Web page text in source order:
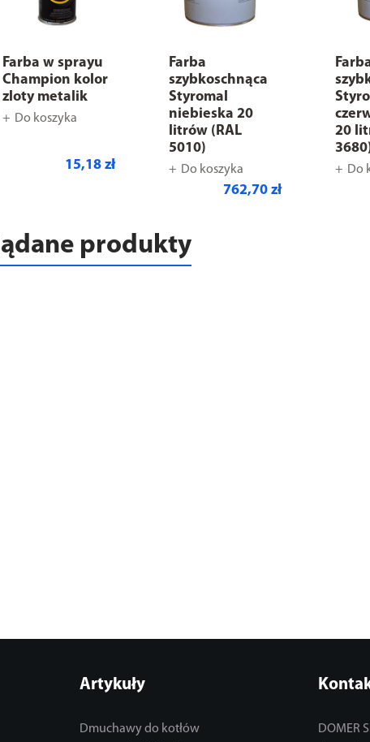
Farba w sprayu
Champion kolor
zloty metalik
Do koszyka
15,18 zł
Farba
szybkoschnąca
Styromal
niebieska 20
litrów (RAL
5010)
Do koszyka
762,70 zł
20
Do
produkty
Artykuły
Dmuchawy do kotłów
DOMER